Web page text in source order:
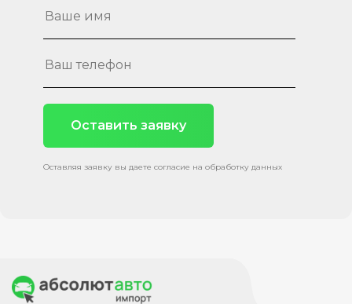
Оставить заявку
Оставляя заявку вы даете согласие на обработку данных